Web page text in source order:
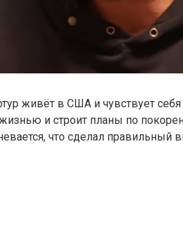
живёт в США и чувствует себя
и строит планы по
что сделал правильный